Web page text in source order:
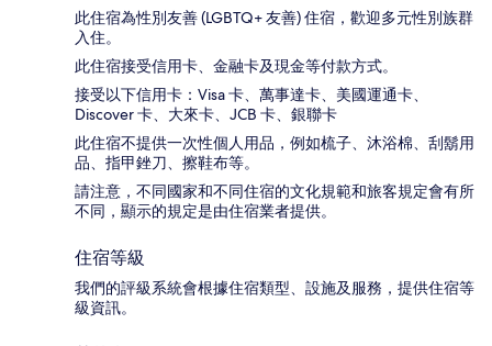
此住宿為性別友善 (LGBTQ+ 友善) 住宿，歡迎多元性別族群
入住。
此住宿接受信用卡、金融卡及現金等付款方式。
接受以下信用卡：Visa 卡、萬事達卡、美國運通卡、
Discover 卡、大來卡、JCB 卡、銀聯卡
此住宿不提供一次性個人用品，例如梳子、沐浴棉、刮鬍用
品、指甲銼刀、擦鞋布等。
請注意，不同國家和不同住宿的文化規範和旅客規定會有所
不同，顯示的規定是由住宿業者提供。
住宿等級
我們的評級系統會根據住宿類型、設施及服務，提供住宿等
級資訊。